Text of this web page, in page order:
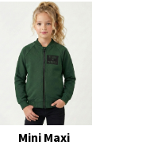
Mini Maxi